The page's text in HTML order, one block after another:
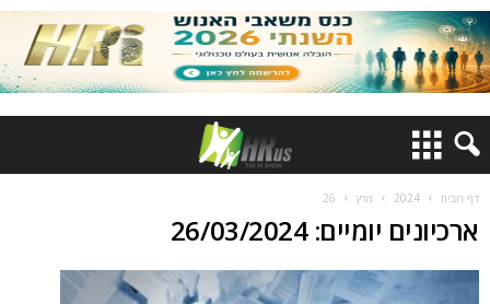
דף הבית 2024 מרץ 26
ארכיונים יומיים: 26/03/2024